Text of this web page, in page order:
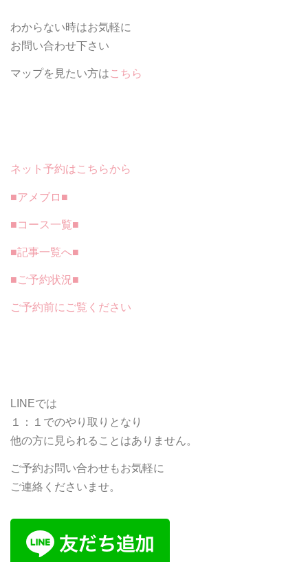
わからない時はお気軽に
お問い合わせ下さい
マップを見たい方はこちら
ネット予約はこちらから
■アメブロ■
■コース一覧■
■記事一覧へ■
■ご予約状況■
ご予約前にご覧ください
LINEでは
１：１でのやり取りとなり
他の方に見られることはありません。
ご予約お問い合わせもお気軽に
ご連絡くださいませ。